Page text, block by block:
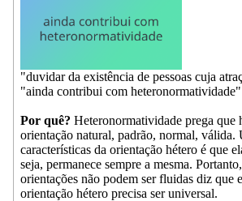
"duvidar da existência de pessoas cuja
"ainda contribui com heteronormatividade"
Por quê? Heteronormatividade prega que
orientação natural, padrão, normal, válida.
características da orientação hétero é que
seja, permanece sempre a mesma.
orientações não podem ser fluidas diz que
orientação hétero precisa ser universal.